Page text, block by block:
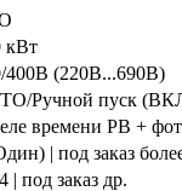
кВт
400В (220В...690В)
Ручной пуск
времени РВ +
| под заказ
| под заказ др.